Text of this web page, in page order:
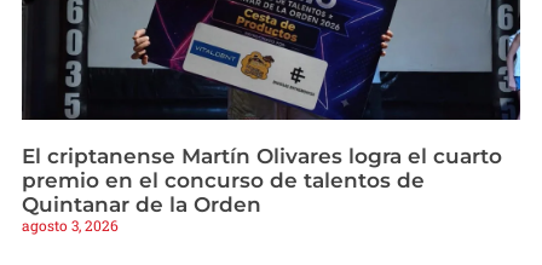
El criptanense Martín Olivares logra el cuarto
premio en el concurso de talentos de
Quintanar de la Orden
agosto 3, 2026